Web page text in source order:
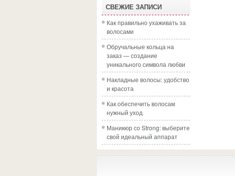
СВЕЖИЕ ЗАПИСИ
Как правильно ухаживать за
волосами
Обручальные кольца на
заказ — создание
уникального символа любви
Накладные волосы: удобство
и красота
Как обеспечить волосам
нужный уход
Маникюр со Strong: выберите
свой идеальный аппарат